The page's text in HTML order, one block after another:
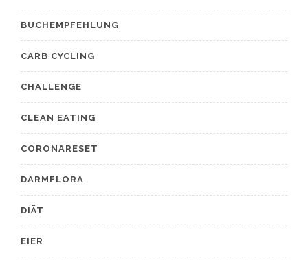
BUCHEMPFEHLUNG
CARB CYCLING
CHALLENGE
CLEAN EATING
CORONARESET
DARMFLORA
DIÄT
EIER